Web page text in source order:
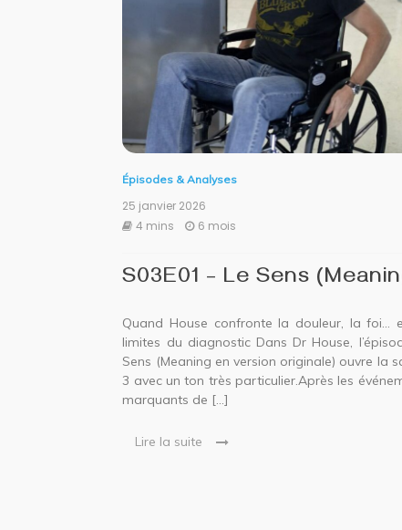
Épisodes & Analyses
25 janvier 2026
4 mins
6 mois
S03E01 – Le Sens
Quand House confronte la douleur, la foi…
limites du diagnostic Dans Dr House,
Sens (Meaning en version originale) ouvre la
3 avec un ton très particulier.Après les
marquants de […]
Lire la suite